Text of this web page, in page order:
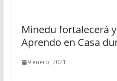
Minedu fortalecerá
Aprendo en Casa
9 enero, 2021